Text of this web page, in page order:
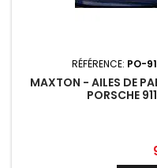
RÉFÉRENCE: PO-
MAXTON - AILES DE
PORSCHE